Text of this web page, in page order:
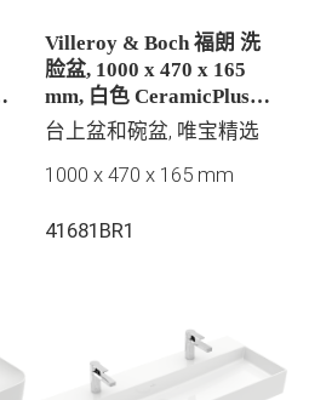
Villeroy & Boch 福朗 洗
脸盆, 1000 x 470 x 165
mm, 白色 CeramicPlus |
易洁釉面, 有隐藏式溢水
台上盆和碗盆, 唯宝精选
1000 x 470 x 165 mm
41681BR1